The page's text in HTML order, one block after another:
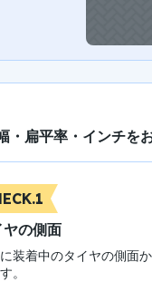
・扁平率・インチを
ヤの側面
装着中のタイヤの側面
。